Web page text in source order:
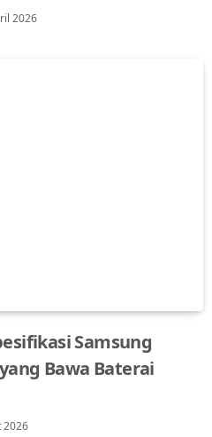
2026
Samsung
Bawa Baterai
2026